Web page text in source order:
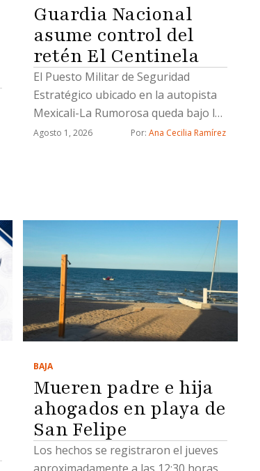
Guardia Nacional
asume control del
retén El Centinela
El Puesto Militar de Seguridad
Estratégico ubicado en la autopista
Mexicali-La Rumorosa queda bajo la
operación de la Guardia Nacional; el
Agosto 1, 2026 Por: Ana Cecilia Ramírez
BAJA
Mueren padre e hija
ahogados en playa de
San Felipe
Los hechos se registraron el jueves
aproximadamente a las 12:30 horas